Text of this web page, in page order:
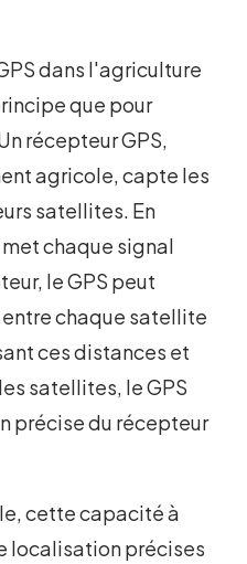
dans l'agriculture
que pour
récepteur GPS,
agricole, capte les
satellites. En
chaque signal
le GPS peut
chaque satellite
ces distances et
satellites, le GPS
précise du récepteur
cette capacité à
localisation précises